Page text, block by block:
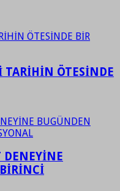
TARİHİN ÖTESİNDE
DENEYİNE